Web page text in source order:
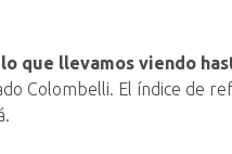
que llevamos viendo
Colombelli. El índice de